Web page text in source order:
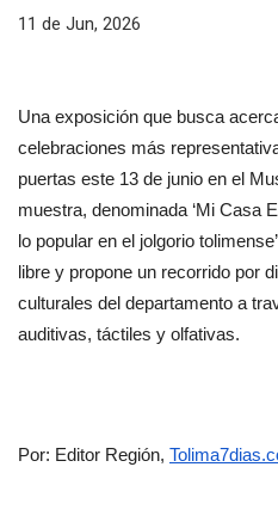
11 de Jun, 2026
Una exposición que busca
celebraciones más
puertas este 13 de junio en el
muestra, denominada ‘Mi Casa
lo popular en el jolgorio
libre y propone un recorrido por
culturales del departamento a
auditivas, táctiles y olfativas.
Por: Editor Región,